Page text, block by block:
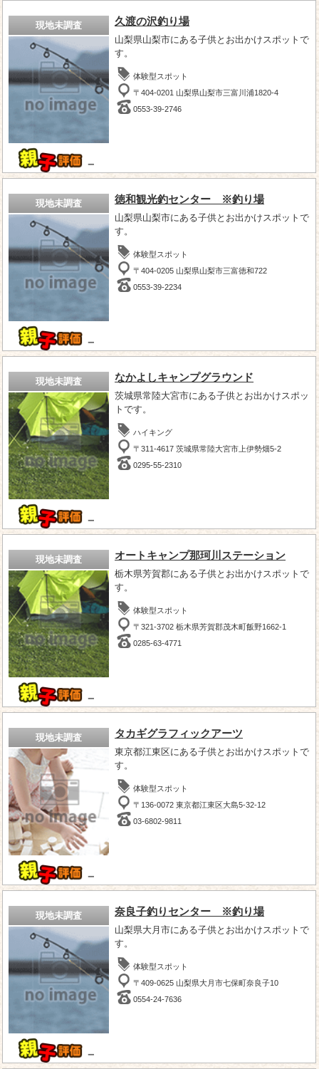
現地未調査
－
久渡の沢釣り場
山梨県山梨市にある子供とお出かけスポットで
す。
体験型スポット
〒404-0201 山梨県山梨市三富川浦1820-4
0553-39-2746
現地未調査
－
徳和観光釣センター ※釣り場
山梨県山梨市にある子供とお出かけスポットで
す。
体験型スポット
〒404-0205 山梨県山梨市三富徳和722
0553-39-2234
現地未調査
－
なかよしキャンプグラウンド
茨城県常陸大宮市にある子供とお出かけスポッ
トです。
ハイキング
〒311-4617 茨城県常陸大宮市上伊勢畑5-2
0295-55-2310
現地未調査
－
オートキャンプ那珂川ステーション
栃木県芳賀郡にある子供とお出かけスポットで
す。
体験型スポット
〒321-3702 栃木県芳賀郡茂木町飯野1662-1
0285-63-4771
現地未調査
－
タカギグラフィックアーツ
東京都江東区にある子供とお出かけスポットで
す。
体験型スポット
〒136-0072 東京都江東区大島5-32-12
03-6802-9811
現地未調査
－
奈良子釣りセンター ※釣り場
山梨県大月市にある子供とお出かけスポットで
す。
体験型スポット
〒409-0625 山梨県大月市七保町奈良子10
0554-24-7636